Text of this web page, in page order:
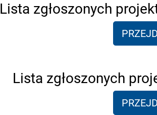
Lista zgłoszonych
Lista zgłoszonych